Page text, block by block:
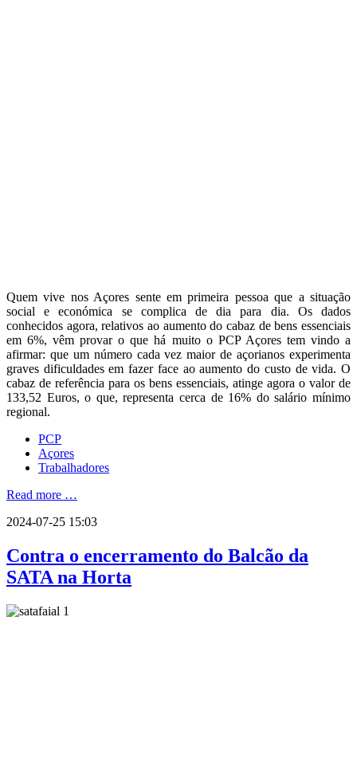
Quem vive nos Açores sente em primeira pessoa que a situação
social e económica se complica de dia para dia. Os dados
conhecidos agora, relativos ao aumento do cabaz de bens essenciais
em 6%, vêm provar o que há muito o PCP Açores tem vindo a
afirmar: que um número cada vez maior de açorianos experimenta
graves dificuldades em fazer face ao aumento do custo de vida. O
cabaz de referência para os bens essenciais, atinge agora o valor de
133,52 Euros, o que, representa cerca de 16% do salário mínimo
regional.
PCP
Açores
Trabalhadores
Read more …
2024-07-25 15:03
Contra o encerramento do Balcão da
SATA na Horta